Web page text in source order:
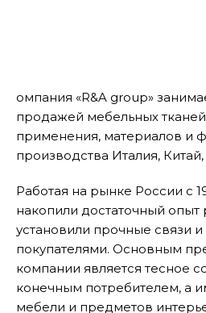
омпания «R&A group»
продажей мебельных
применения, материалов и
производства Италия, Китай,
Работая на рынке России с
накопили достаточный опыт
установили прочные связи
покупателями. Основным
компании является тесное
конечным потребителем, а
мебели и предметов